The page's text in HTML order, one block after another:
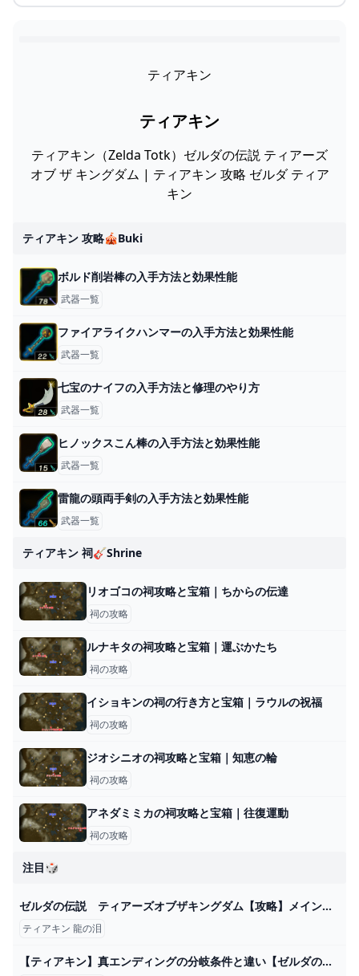
ティアキン
ティアキン
ティアキン（Zelda Totk）ゼルダの伝説 ティアーズ
オブ ザ キングダム | ティアキン 攻略 ゼルダ ティア
キン
ティアキン 攻略🎪buki
ボルド削岩棒の入手方法と効果性能
武器一覧
ファイアライクハンマーの入手方法と効果性能
武器一覧
七宝のナイフの入手方法と修理のやり方
武器一覧
ヒノックスこん棒の入手方法と効果性能
武器一覧
雷龍の頭両手剣の入手方法と効果性能
武器一覧
ティアキン 祠🎸shrine
リオゴコの祠攻略と宝箱｜ちからの伝達
祠の攻略
ルナキタの祠攻略と宝箱｜運ぶかたち
祠の攻略
イショキンの祠の行き方と宝箱｜ラウルの祝福
祠の攻略
ジオシニオの祠攻略と宝箱｜知恵の輪
祠の攻略
アネダミミカの祠攻略と宝箱｜往復運動
祠の攻略
注目🎲
ゼルダの伝説 ティアーズオブザキングダム【攻略】メインチャレンジ 「龍の泪」そしてマスターソードを入手 - YouTube
ティアキン 龍の泪
【ティアキン】真エンディングの分岐条件と違い【ゼルダの伝説ティアーズオブザキングダム】 - ゲームウィズ